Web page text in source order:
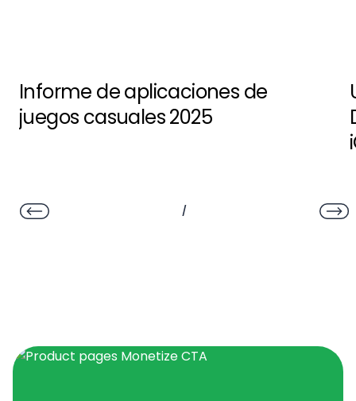
Informe de aplicaciones de
juegos casuales 2025
/